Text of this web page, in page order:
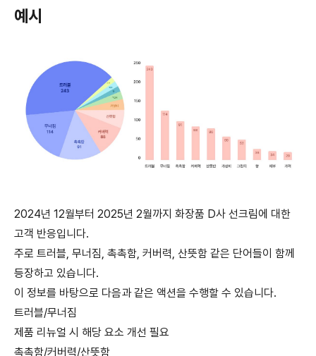
예시
2024년 12월부터 2025년 2월까지 화장품 D사 선크림에 대한
고객 반응입니다.
주로 트러블, 무너짐, 촉촉함, 커버력, 산뜻함 같은 단어들이 함께
등장하고 있습니다.
이 정보를 바탕으로 다음과 같은 액션을 수행할 수 있습니다.
트러블/무너짐
제품 리뉴얼 시 해당 요소 개선 필요
촉촉함/커버력/산뜻함